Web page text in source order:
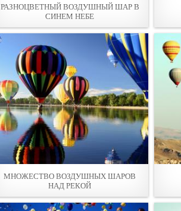
РАЗНОЦВЕТНЫЙ ВОЗДУШНЫЙ ШАР В
СИНЕМ НЕБE
МНОЖЕСТВО ВОЗДУШНЫХ ШАРОВ
НАД РЕКОЙ